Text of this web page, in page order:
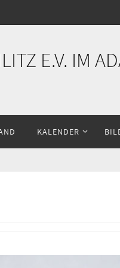
E.V. IM
KALENDER